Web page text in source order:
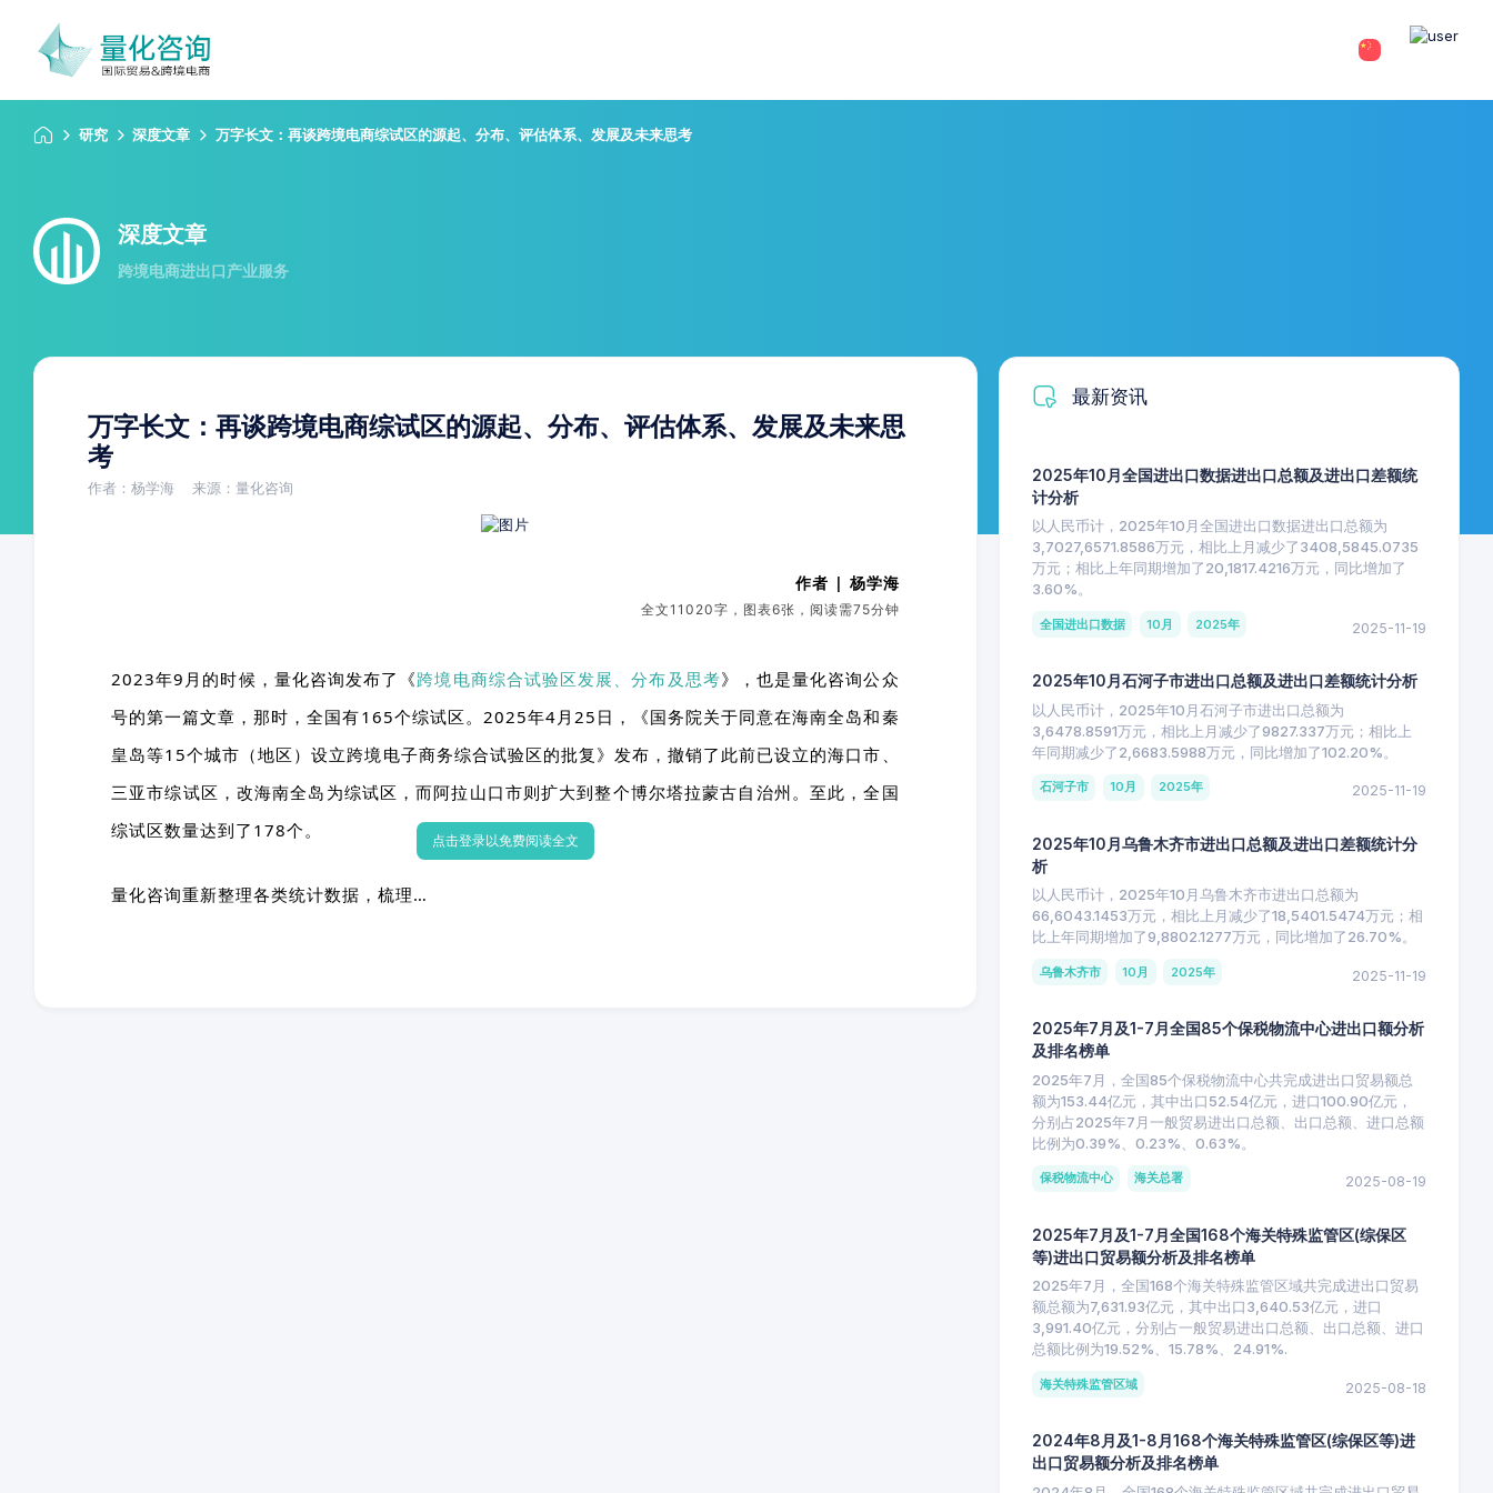
研究 深度文章 万字长文：再谈跨境电商综试区的源起、分布、评估体系、发展及未来思考
深度文章
跨境电商进出口产业服务
万字长文：再谈跨境电商综试区的源起、分布、评估体系、发展及未来思
考
作者：杨学海 来源：量化咨询
作者 | 杨学海
全文11020字，图表6张，阅读需75分钟
2023年9月的时候，量化咨询发布了《跨境电商综合试验区发展、分布及思考》，也是量化咨询公众
号的第一篇文章，那时，全国有165个综试区。2025年4月25日，
《国务院关于同意在海南全岛和秦
皇岛等15个城市（地区）设立跨境电子商务综合试验区的批复》发布，撤销了此前已设立的海口市、
三亚市综试区，改海南全岛为综试区，而阿拉山口市则扩大到整个博尔塔拉蒙古自治州。至此，全国
综试区数量达到了178个。
量化咨询重新整理各类统计数据，梳理…
点击登录以免费阅读全文
最新资讯
2025年10月全国进出口数据进出口总额及进出口差额统
计分析
以人民币计，2025年10月全国进出口数据进出口总额为
3,7027,6571.8586万元，相比上月减少了3408,5845.0735
万元；相比上年同期增加了20,1817.4216万元，同比增加了
3.60%。
全国进出口数据 10月 2025年 2025-11-19
2025年10月石河子市进出口总额及进出口差额统计分析
以人民币计，2025年10月石河子市进出口总额为
3,6478.8591万元，相比上月减少了9827.337万元；相比上
年同期减少了2,6683.5988万元，同比增加了102.20%。
石河子市 10月 2025年 2025-11-19
2025年10月乌鲁木齐市进出口总额及进出口差额统计分
析
以人民币计，2025年10月乌鲁木齐市进出口总额为
66,6043.1453万元，相比上月减少了18,5401.5474万元；相
比上年同期增加了9,8802.1277万元，同比增加了26.70%。
乌鲁木齐市 10月 2025年 2025-11-19
2025年7月及1-7月全国85个保税物流中心进出口额分析
及排名榜单
2025年7月，全国85个保税物流中心共完成进出口贸易额总
额为153.44亿元，其中出口52.54亿元，进口100.90亿元，
分别占2025年7月一般贸易进出口总额、出口总额、进口总额
比例为0.39%、0.23%、0.63%。
保税物流中心 海关总署 2025-08-19
2025年7月及1-7月全国168个海关特殊监管区(综保区
等)进出口贸易额分析及排名榜单
2025年7月，全国168个海关特殊监管区域共完成进出口贸易
额总额为7,631.93亿元，其中出口3,640.53亿元，进口
3,991.40亿元，分别占一般贸易进出口总额、出口总额、进口
总额比例为19.52%、15.78%、24.91%.
海关特殊监管区域 2025-08-18
2024年8月及1-8月168个海关特殊监管区(综保区等)进
出口贸易额分析及排名榜单